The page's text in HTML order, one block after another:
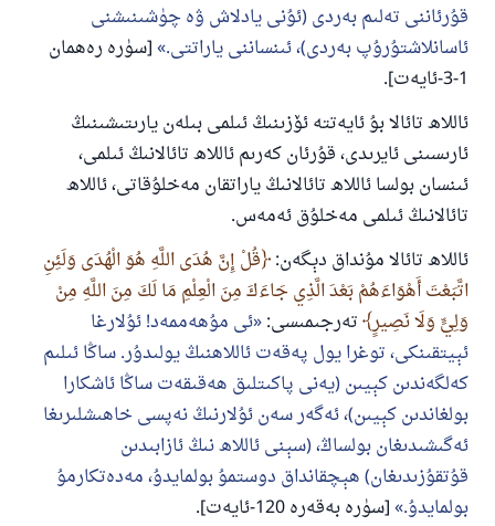
قۇرئاننى تەلىم بەردى (ئۇنى يادلاش ۋە چۈشىنىشنى
ئاسانلاشتۇرۇپ بەردى)، ئىنساننى ياراتتى. [سۈرە رەھمان
1-3-ئايەت].
ئاللاھ تائالا بۇ ئايەتتە ئۆزىنىڭ ئىلمى بىلەن يارىتىشىنىڭ
ئارىسىنى ئايرىدى، قۇرئان كەرىم ئاللاھ تائالانىڭ ئىلمى،
ئىنسان بولسا ئاللاھ تائالانىڭ ياراتقان مەخلۇقاتى، ئاللاھ
تائالانىڭ ئىلمى مەخلۇق ئەمەس.
ئاللاھ تائالا مۇنداق دېگەن: قُلْ إِنَّ هُدَى اللَّهِ هُوَ الْهُدَى وَلَئِنِ
اتَّبَعْتَ أَهْوَاءَهُمْ بَعْدَ الَّذِي جَاءَكَ مِنَ الْعِلْمِ مَا لَكَ مِنَ اللَّهِ مِنْ
وَلِيٍّ وَلَا نَصِيرٍ تەرجىمىسى: ئى مۇھەممەد! ئۇلارغا
ئېيتقىنكى، توغرا يول پەقەت ئاللاھنىڭ يولىدۇر. ساڭا ئىلىم
كەلگەندىن كېيىن (يەنى پاكىتلىق ھەقىقەت ساڭا ئاشكارا
بولغاندىن كېيىن)، ئەگەر سەن ئۇلارنىڭ نەپسى خاھىشلىرىغا
ئەگىشىدىغان بولساڭ، (سېنى ئاللاھ نىڭ ئازابىدىن
قۇتقۇزىدىغان) ھېچقانداق دوستمۇ بولمايدۇ، مەدەتكارمۇ
بولمايدۇ. [سۈرە بەقەرە 120-ئايەت].